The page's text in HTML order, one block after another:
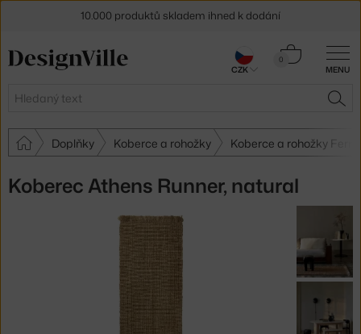
MENU
Hledat
0
Košík
Doplňky Koberce a rohožky Koberce a rohožky Ferm
Koberec Athens Runner, natural
10.000 produktů skladem ihned k dodání
30 dní na vrácení zbožíCZK